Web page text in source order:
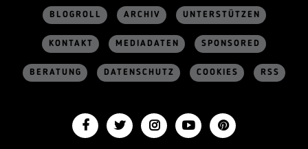
BLOGROLL ARCHIV UNTERSTÜTZEN
KONTAKT MEDIADATEN SPONSORED
BERATUNG DATENSCHUTZ COOKIES RSS